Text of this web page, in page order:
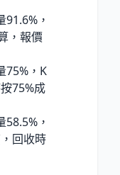
91.6%，
，報價
75%，K
75%成
58.5%，
回收時